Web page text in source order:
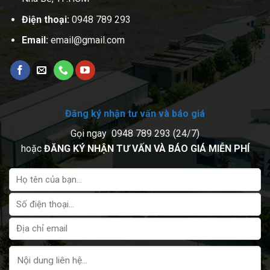
Điện thoại:0948 789 293
Email:email@gmail.com
Đăng ký nhận tư vấn và báo giá
Gọi ngay 0948 789 293 (24/7)
hoặcĐĂNG KÝ NHẬN TƯ VẤN VÀ BÁO GIÁ MIỄN PHÍ